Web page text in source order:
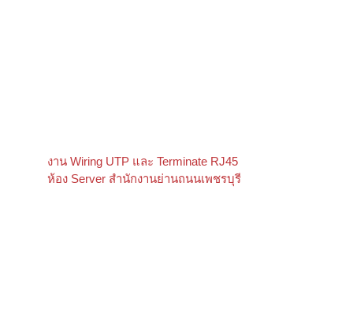
งาน Wiring UTP และ Terminate RJ45
ห้อง Server สำนักงานย่านถนนเพชรบุรี